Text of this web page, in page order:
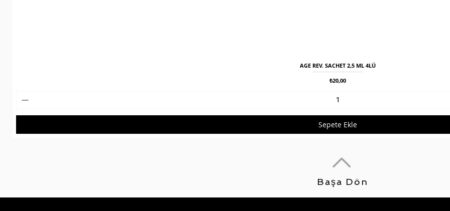
Hızlı Bakış
AGE REV. SACHET 2,5 ML 4LÜ
Fiyat
₺20,00
Sepete Ekle
Başa Dön